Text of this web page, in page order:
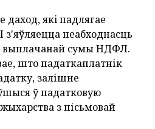
даход, якi падлягае
з'яўляецца неабходнасць
выплачанай сумы НДФЛ.
што падаткаплатнік
залішне
ў падатковую
з пісьмовай